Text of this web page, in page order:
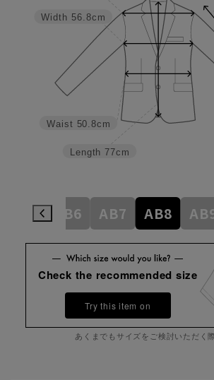
Length 77cm
Waist 50.8cm
Width 56.8cm
AB6 AB7 AB8
Check the recommended size
Try this item on
あくまでもサイズをご検討いただく